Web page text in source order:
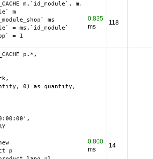
m.`id_module`, m.`name`,
m
ms
= ms.`id_module`
= 1
0.835
ms
118
p.*,
0) as quantity,
p
0.800
ms
14